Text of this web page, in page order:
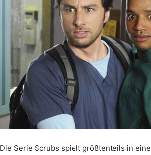
Die Serie Scrubs spielt größtenteils in